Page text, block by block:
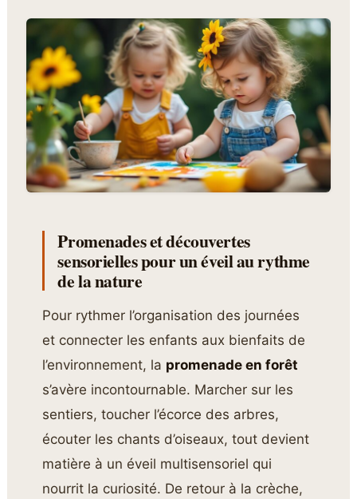
Promenades et découvertes
sensorielles pour un éveil au rythme
de la nature
Pour rythmer l’organisation des journées
et connecter les enfants aux bienfaits de
l’environnement, la promenade en forêt
s’avère incontournable. Marcher sur les
sentiers, toucher l’écorce des arbres,
écouter les chants d’oiseaux, tout devient
matière à un éveil multisensoriel qui
nourrit la curiosité. De retour à la crèche,